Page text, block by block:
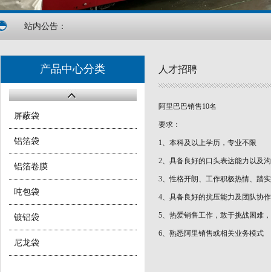
站内公告：
产品中心分类
屏蔽袋
铝箔袋
铝箔卷膜
吨包袋
镀铝袋
尼龙袋
人才招聘
阿里巴巴销售10名
要求：
1、本科及以上学历，专业不限
2、具备良好的口头表达能力以及
3、性格开朗、工作积极热情、踏
4、具备良好的抗压能力及团队协
5、热爱销售工作，敢于挑战困难
6、熟悉阿里销售或相关业务模式